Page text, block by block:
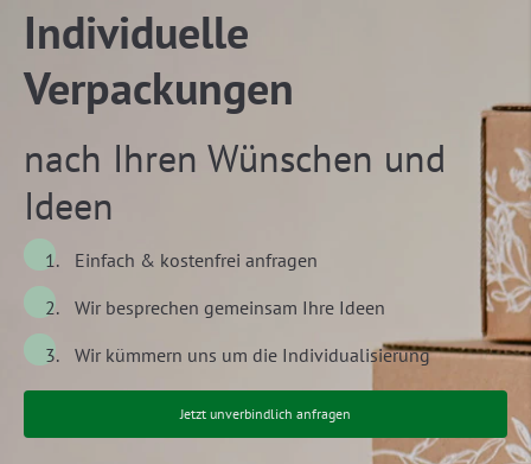
Individuelle
Verpackungen
nach Ihren Wünschen und
Ideen
Einfach & kostenfrei anfragen
Wir besprechen gemeinsam Ihre Ideen
Wir kümmern uns um die Individualisierung
Jetzt unverbindlich anfragen